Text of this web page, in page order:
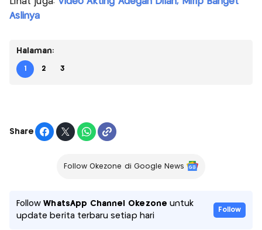
Aslinya
Halaman:
1 2 3
Share
Follow Okezone di Google News
FollowWhatsApp Channel Okezone untuk
update berita terbaru setiap hari
Follow